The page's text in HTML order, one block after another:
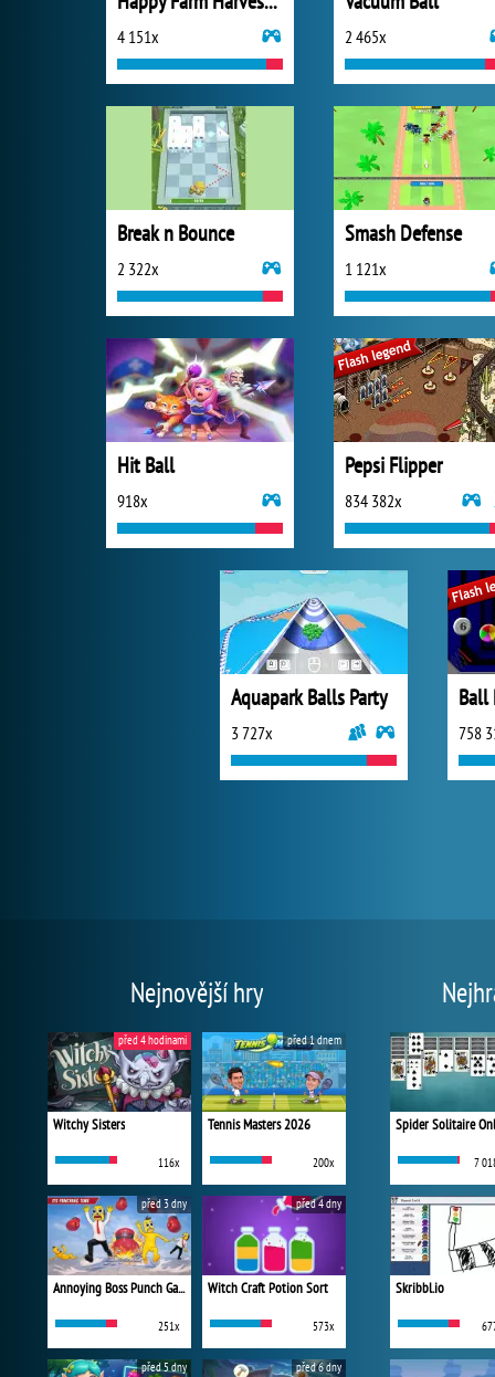
4 151x 2 465x
Break n Bounce
2 322x
Smash Defense
1 121x
Hit Ball
918x
Pepsi Flipper
834 382x
Aquapark Balls Party
3 727x
Ball
758
Nejnovější hry
Witchy Sisters
116x
před 4 hodinami
Tennis Masters 2026
200x
před 1 dnem
Annoying Boss Punch Game
251x
před 3 dny
Witch Craft Potion Sort
573x
před 4 dny
před 5 dny před 6 dny
Spider Solitaire
7
Skribbl.io